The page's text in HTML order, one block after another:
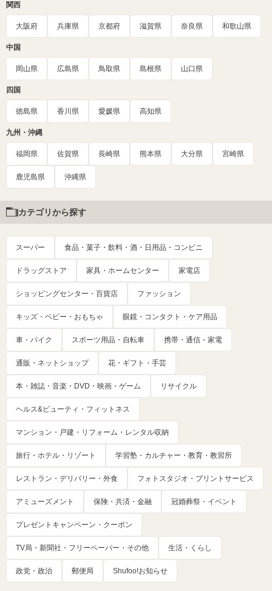
関西
大阪府 兵庫県 京都府 滋賀県 奈良県 和歌山県
中国
岡山県 広島県 鳥取県 島根県 山口県
四国
徳島県 香川県 愛媛県 高知県
九州・沖縄
福岡県 佐賀県 長崎県 熊本県 大分県 宮崎県
鹿児島県 沖縄県
カテゴリから探す
スーパー 食品・菓子・飲料・酒・日用品・コンビニ
ドラッグストア 家具・ホームセンター 家電店
ショッピングセンター・百貨店 ファッション
キッズ・ベビー・おもちゃ 眼鏡・コンタクト・ケア用品
車・バイク スポーツ用品・自転車 携帯・通信・家電
通販・ネットショップ 花・ギフト・手芸
本・雑誌・音楽・DVD・映画・ゲーム リサイクル
ヘルス&ビューティ・フィットネス
マンション・戸建・リフォーム・レンタル収納
旅行・ホテル・リゾート 学習塾・カルチャー・教育・教習所
レストラン・デリバリー・外食 フォトスタジオ・プリントサービス
アミューズメント 保険・共済・金融 冠婚葬祭・イベント
プレゼントキャンペーン・クーポン
TV局・新聞社・フリーペーパー・その他 生活・くらし
政党・政治 郵便局 Shufoo!お知らせ